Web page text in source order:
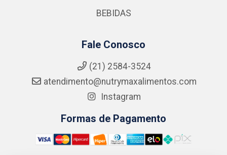
BEBIDAS
Fale Conosco
(21) 2584-3524
atendimento@nutrymaxalimentos.com
Instagram
Formas de Pagamento